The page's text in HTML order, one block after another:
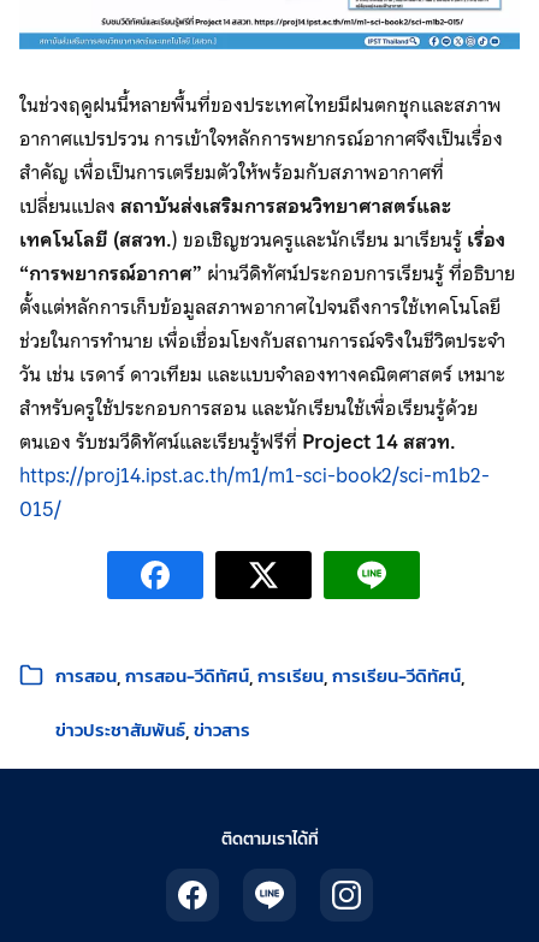
ในช่วงฤดูฝนนี้หลายพื้นที่ของประเทศไทยมีฝนตกชุกและสภาพ
อากาศแปรปรวน การเข้าใจหลักการพยากรณ์อากาศจึงเป็นเรื่อง
สำคัญ เพื่อเป็นการเตรียมตัวให้พร้อมกับสภาพอากาศที่
เปลี่ยนแปลงสถาบันส่งเสริมการสอนวิทยาศาสตร์และ
เทคโนโลยี (สสวท.) ขอเชิญชวนครูและนักเรียน มาเรียนรู้เรื่อง
“การพยากรณ์อากาศ” ผ่านวีดิทัศน์ประกอบการเรียนรู้ ที่อธิบาย
ตั้งแต่หลักการเก็บข้อมูลสภาพอากาศไปจนถึงการใช้เทคโนโลยี
ช่วยในการทำนาย เพื่อเชื่อมโยงกับสถานการณ์จริงในชีวิตประจำ
วัน เช่น เรดาร์ ดาวเทียม และแบบจำลองทางคณิตศาสตร์ เหมาะ
สำหรับครูใช้ประกอบการสอน และนักเรียนใช้เพื่อเรียนรู้ด้วย
ตนเอง รับชมวีดิทัศน์และเรียนรู้ฟรีที่ Project 14 สสวท.
https://proj14.ipst.ac.th/m1/m1-sci-book2/sci-m1b2-
015/
หมวดหมู่:
การสอน การสอน-วีดิทัศน์ การเรียน การเรียน-วีดิทัศน์
ข่าวประชาสัมพันธ์ ข่าวสาร
ติดตามเราได้ที่